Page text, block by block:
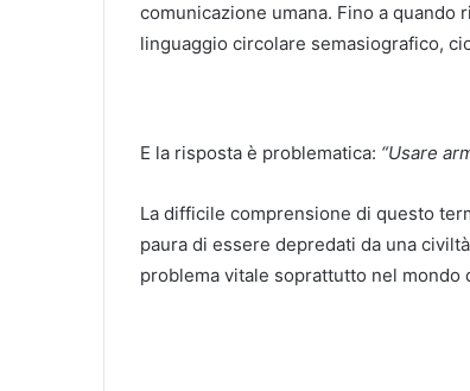
comunicazione umana. Fino a
linguaggio circolare semasiografico,
E la risposta è problematica: “Usare
La difficile comprensione di questo
paura di essere depredati da una
problema vitale soprattutto nel